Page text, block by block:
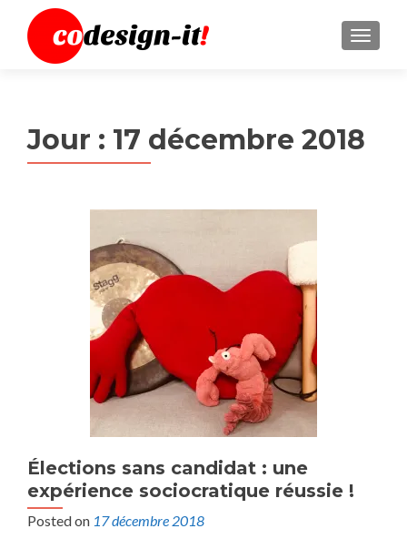
MENU
Jour : 17 décembre 2018
Élections sans candidat : une
expérience sociocratique réussie !
Posted on 17 décembre 2018